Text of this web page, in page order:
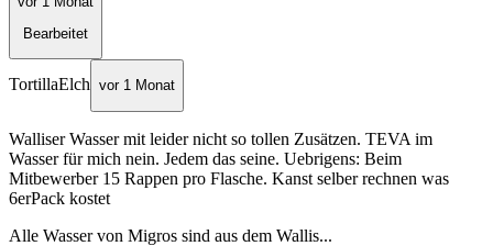
Bearbeitet
TortillaElch vor 1 Monat
Walliser Wasser mit leider nicht so tollen Zusätzen. TEVA im
Wasser für mich nein. Jedem das seine. Uebrigens: Beim
Mitbewerber 15 Rappen pro Flasche. Kanst selber rechnen was
6erPack kostet
Alle Wasser von Migros sind aus dem Wallis...